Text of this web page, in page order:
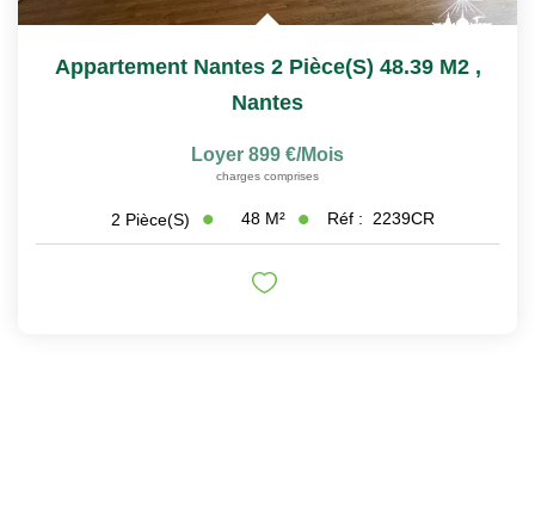
Appartement Nantes 2 Pièce(s) 48.39 M2 ,
Nantes
Loyer 899 €/mois
charges comprises
2 Pièce(s) 48 M² Réf : 2239CR